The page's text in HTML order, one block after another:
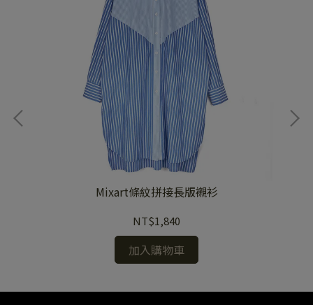
Mixart條紋拼接長版襯衫
NT$1,840
加入購物車